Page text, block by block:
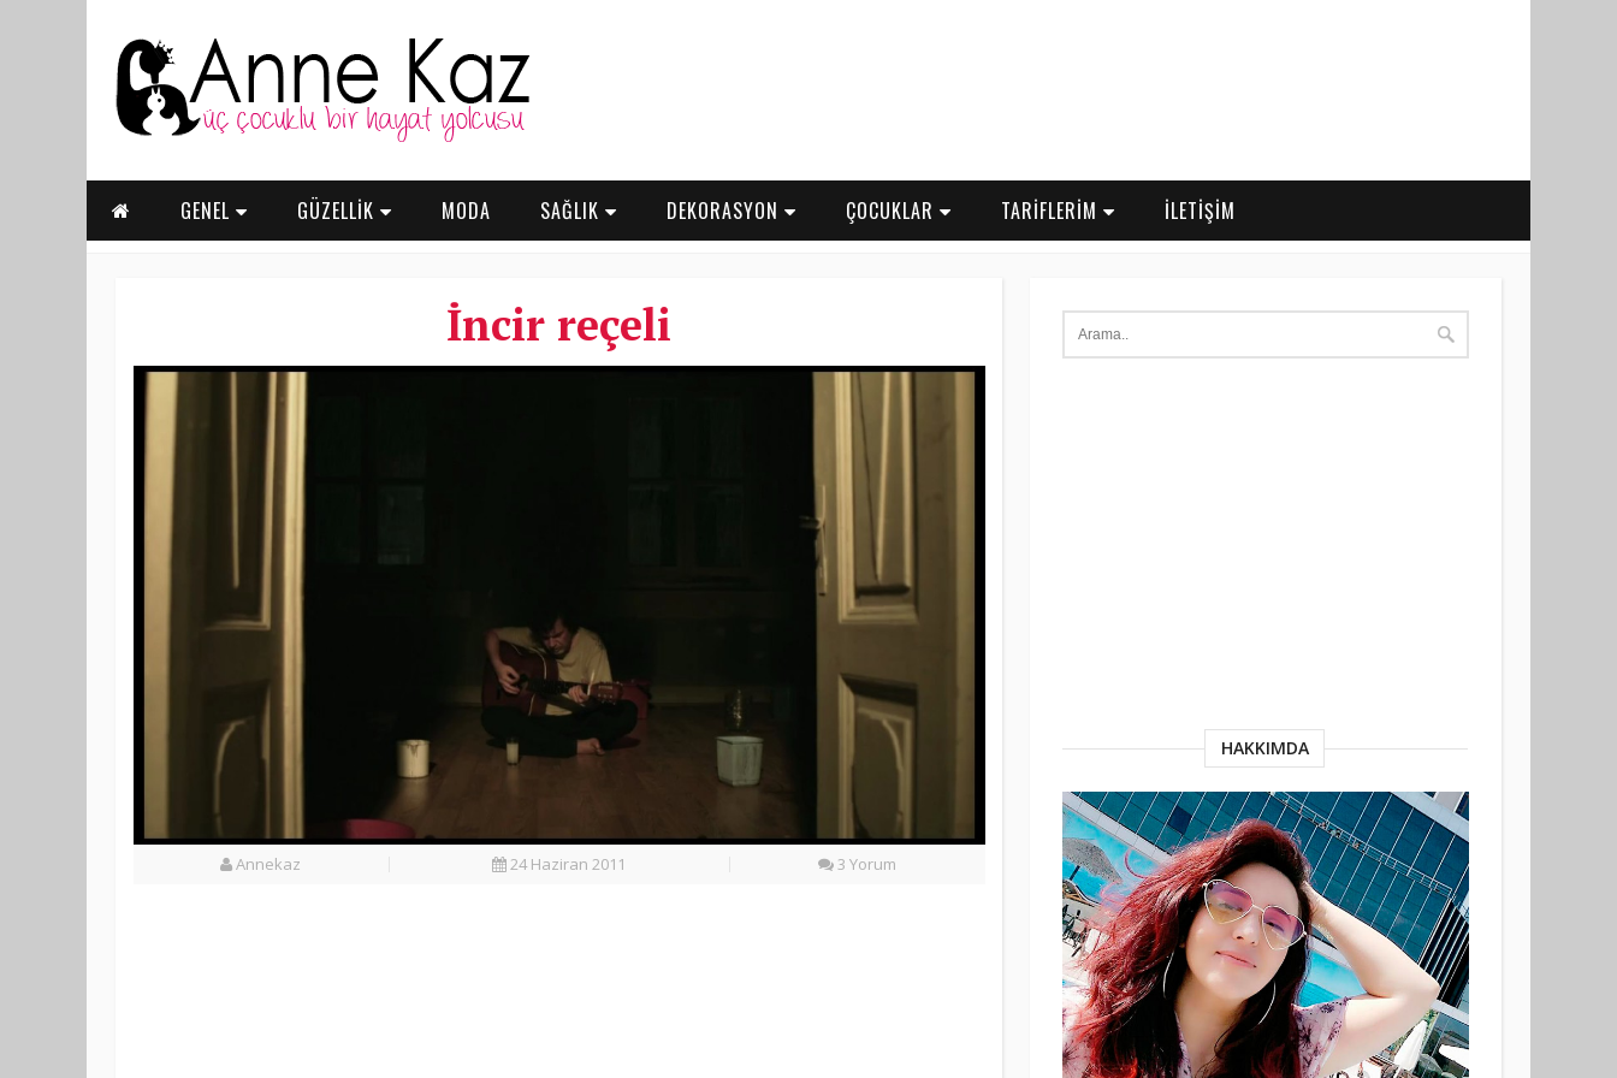
GENEL GÜZELLİK MODA SAĞLIK DEKORASYON ÇOCUKLAR TARİFLERİM İLETİŞİM
İncir reçeli
Annekaz 24 Haziran 2011 3 Yorum
HAKKIMDA